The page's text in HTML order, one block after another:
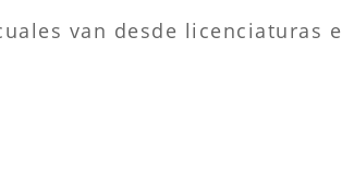
van desde licenciaturas e